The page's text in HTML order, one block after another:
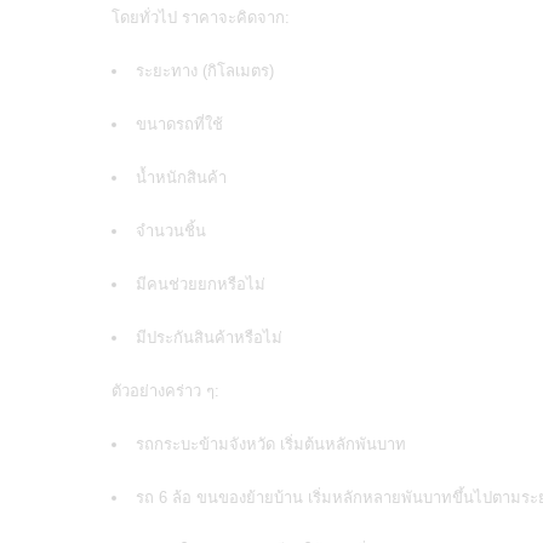
โดยทั่วไป ราคาจะคิดจาก:
ระยะทาง (กิโลเมตร)
ขนาดรถที่ใช้
น้ำหนักสินค้า
จำนวนชิ้น
มีคนช่วยยกหรือไม่
มีประกันสินค้าหรือไม่
ตัวอย่างคร่าว ๆ:
รถกระบะข้ามจังหวัด เริ่มต้นหลักพันบาท
รถ 6 ล้อ ขนของย้ายบ้าน เริ่มหลักหลายพันบาทขึ้นไปตามระ